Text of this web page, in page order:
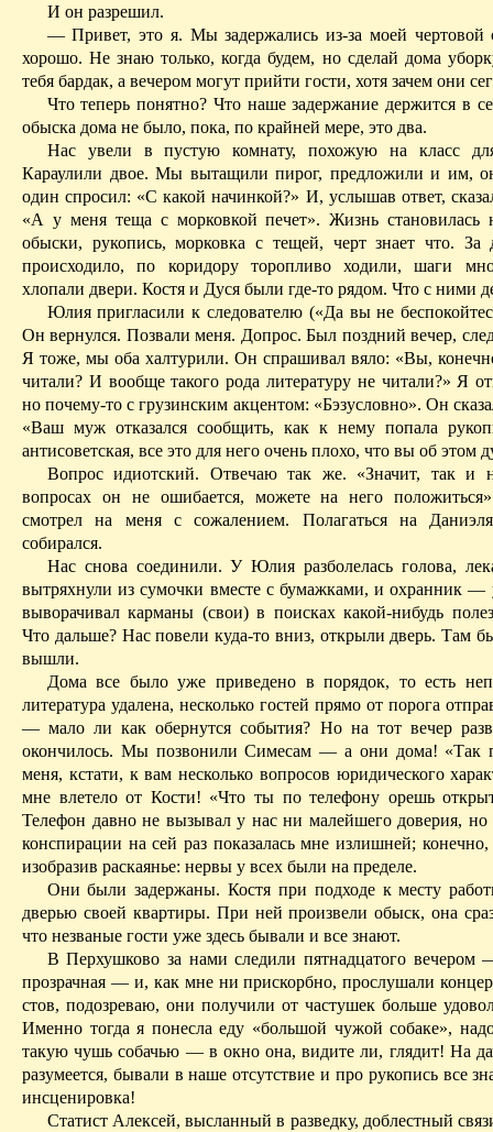
И он разрешил.
— Привет, это я. Мы задержались из‑за моей чертовой
хорошо. Не знаю только, когда будем, но сделай дома
тебя бардак, а вечером могут прийти гости, хотя зачем они
Что теперь понятно? Что наше задержание держится в
обыска дома не было, пока, по крайней мере, это два.
Нас увели в пустую комнату, похожую на класс
Караулили двое. Мы вытащили пирог, предложили и им,
один спросил: «С какой начинкой?» И, услышав ответ,
«А у меня теща с морковкой печет». Жизнь становилась
обыски, рукопись, морковка с тещей, черт знает что. За
происходило, по коридору торопливо ходили, шаги
хлопали двери. Костя и Дуся были где‑то рядом. Что с ними
Юлия пригласили к следователю («Да вы не
Он вернулся. Позвали меня. Допрос. Был поздний вечер,
Я тоже, мы оба халтурили. Он спрашивал вяло: «Вы,
читали? И вообще такого рода литературу не читали?» Я
но почему‑то с грузинским акцентом: «Бэзусловно». Он
«Ваш муж отказался сообщить, как к нему попала
антисоветская, все это для него очень плохо, что вы об этом
Вопросидиотский. Отвечаю так же. «Значит, так и
вопросах он не ошибается, можете на него
смотрел на меня с сожалением. Полагаться на
собирался.
Нас снова соединили. У Юлия разболелась голова,
вытряхнули из сумочки вместе с бумажками, и охранник
выворачивал карманы (свои) в поисках какой‑нибудь
Что дальше? Нас повели куда‑то вниз, открыли дверь. Там
вышли.
Дома все было уже приведено в порядок, то есть
литература удалена, несколько гостей прямо от порога
— мало ли как обернутся события? Но на тот вечер
окончилось. Мы позвонили Симесам — а они дома! «Так
меня, кстати, к вам несколько вопросов юридического
мне влетело от Кости! «Что ты по телефону орешь
Телефон давно не вызывал у нас ни малейшего доверия, но
конспирации на сей раз показалась мне излишней;
изобразив раскаянье: нервы у всех были на пределе.
Они были задержаны. Костя при подходе к месту
дверью своей квартиры. При ней произвели обыск, она
что незваные гости уже здесь бывали и все знают.
В Перхушково за нами следили пятнадцатого вечером —
прозрачная — и, как мне ни прискорбно, прослушали
стов, подозреваю, они получили от частушек больше
Именно тогда я понесла еду «большой чужой собаке»,
такую чушь собачью — в окно она, видите ли, глядит! На
разумеется, бывали в наше отсутствие и про рукопись все
инсценировка!
Статист Алексей, высланный в разведку, доблестный